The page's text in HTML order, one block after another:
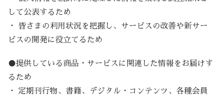
して公表するため
・ 皆さまの利用状況を把握し、サービスの改善や新サー
ビスの開発に役立てるため
●提供している商品・サービスに関連した情報をお届けす
るため
・ 定期刊行物、書籍、デジタル・コンテンツ、各種会員